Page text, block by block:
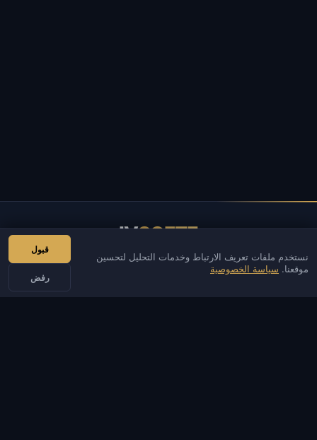
IVSOFTE
IVSOFTE — متجر البرمجيات. نحن نقدم خدمات تثبيت البرامج وإطلاقها.
نستخدم ملفات تعريف الارتباط وخدمات التحليل لتحسين
موقعنا. سياسة الخصوصية
قبول
رفض